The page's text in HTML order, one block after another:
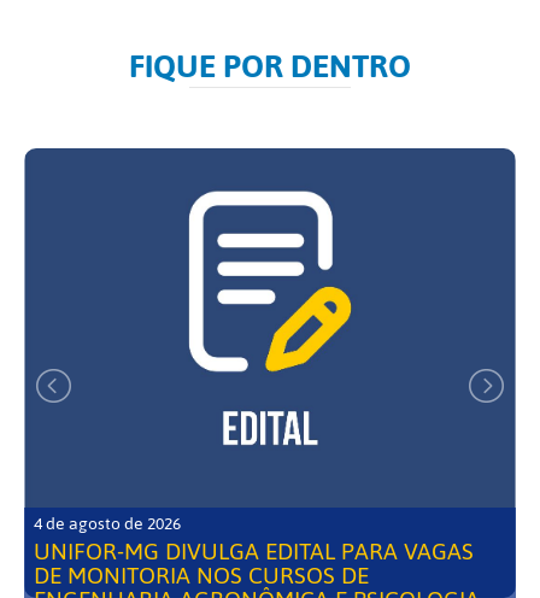
FIQUE POR DENTRO
4 de agosto de 2026
UNIFOR-MG DIVULGA EDITAL PARA VAGAS
DE MONITORIA NOS CURSOS DE